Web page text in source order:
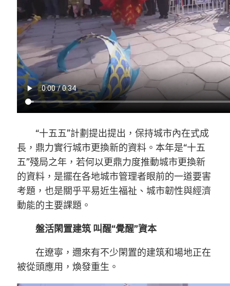
“十五五”計劃提出提出，保持城市內在式成
長，鼎力實行城市更換新的資料。本年是“十五
五”殘局之年，若何以更鼎力度推動城市更換新
的資料，是擺在各地城市管理者眼前的一道要害
考題，也是關乎平易近生福祉、城市韌性與經濟
動能的主要課題。
盤活閑置建筑 叫醒“覺醒”資本
在遼寧，邇來有不少閑置的建筑和場地正在
被從頭應用，煥發重生。